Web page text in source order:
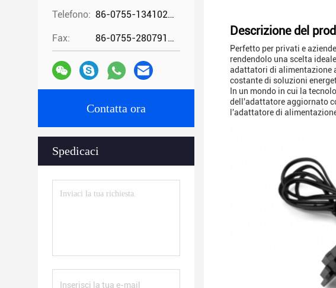
Telefono: 86-0755-13410274294
Fax: 86-0755-28079166
Contatta ora
Spedicaci
Descrizione del
Perfetto per privati e
rendendolo una scelta
adattatori di alimentazione
costante di soluzioni
In un mondo in cui la
dell'adattatore aggiornato
l'adattatore di